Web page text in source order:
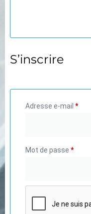
S’inscrire
Adresse e-mail *
Mot de passe *